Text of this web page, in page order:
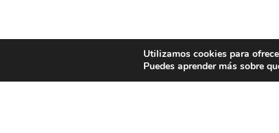
Utilizamos cookies para
Puedes aprender más sobre